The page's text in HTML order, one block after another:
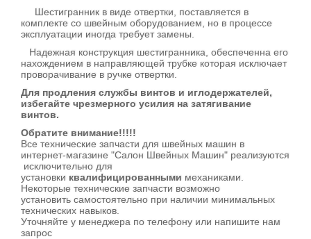
Шестигранник в виде отвертки, поставляется в
комплекте со швейным оборудованием, но в процессе
эксплуатации иногда требует замены.
Надежная конструкция шестигранника, обеспеченна его
нахождением в направляющей трубке которая исключает
проворачивание в ручке отвертки.
Для продления службы винтов и иглодержателей,
избегайте чрезмерного усилия на затягивание
винтов.
Обратите внимание!!!!!
Все технические запчасти для швейных машин в
интернет-магазине "Салон Швейных Машин" реализуются
исключительно для
установки квалифицированными механиками.
Некоторые технические запчасти возможно
установить самостоятельно при наличии минимальных
технических навыков.
Уточняйте у менеджера по телефону или напишите нам
запрос